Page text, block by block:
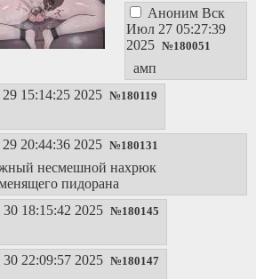
Аноним Вск
Июл 27 05:27:39
2025 №180051
амп
15:14:25 2025 №180119
20:44:36 2025 №180131
несмешной нахрюк
пидорана
18:15:42 2025 №180145
22:09:57 2025 №180147